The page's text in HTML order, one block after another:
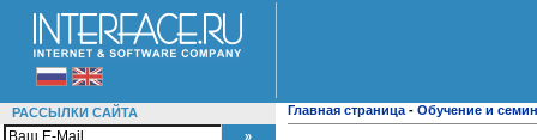
РАССЫЛКИ САЙТА Главная страница - Обучение и